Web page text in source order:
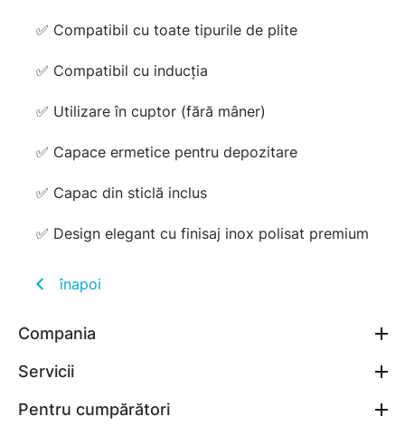
✅ Compatibil cu toate tipurile de plite
✅ Compatibil cu inducția
✅ Utilizare în cuptor (fără mâner)
✅ Capace ermetice pentru depozitare
✅ Capac din sticlă inclus
✅ Design elegant cu finisaj inox polisat premium
înapoi
Compania
Servicii
Pentru cumpărători